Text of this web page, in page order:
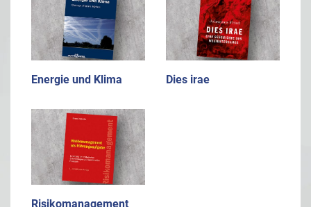
Energie und Klima Dies irae
Risikomanagement